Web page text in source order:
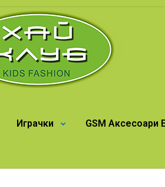
Играчки GSM Аксесоари